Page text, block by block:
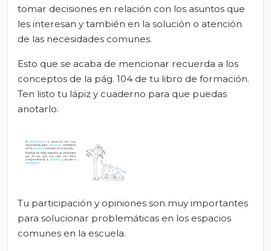
tomar decisiones en relación con los asuntos que
les interesan y también en la solución o atención
de las necesidades comunes.
Esto que se acaba de mencionar recuerda a los
conceptos de la pág. 104 de tu libro de formación.
Ten listo tu lápiz y cuaderno para que puedas
anotarlo.
Tu participación y opiniones son muy importantes
para solucionar problemáticas en los espacios
comunes en la escuela.